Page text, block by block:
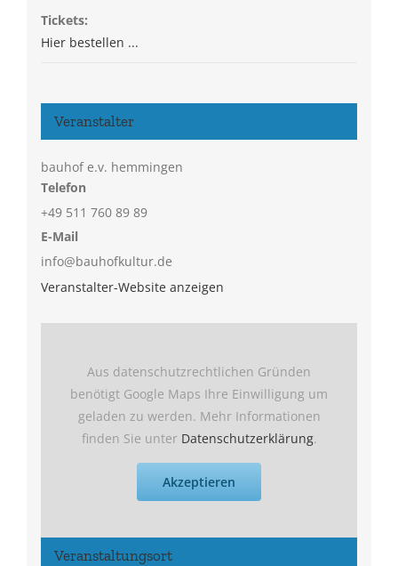
Tickets:
Hier bestellen ...
Veranstalter
bauhof e.v. hemmingen
Telefon
+49 511 760 89 89
E-Mail
info@bauhofkultur.de
Veranstalter-Website anzeigen
Veranstaltungsort
Aus datenschutzrechtlichen Gründen
benötigt Google Maps Ihre Einwilligung um
geladen zu werden. Mehr Informationen
finden Sie unter Datenschutzerklärung.
Akzeptieren